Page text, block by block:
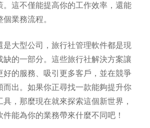
。這不僅能提高你的工作效率，還能
業務流程。
是大型公司，旅行社管理軟件都是現
缺的一部分。這些旅行社解決方案讓
好的服務、吸引更多客戶，並在競爭
而出。如果你正尋找一款能夠提升你
，那麼現在就來探索這個新世界，
能為你的業務帶來什麼不同吧！